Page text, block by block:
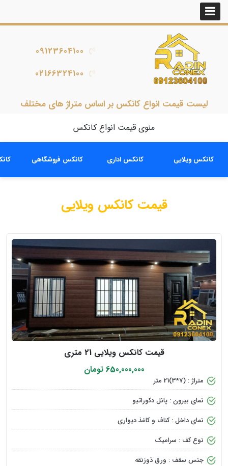
لیست قیمت انواع کانکس بر اساس متراژ های مختلف
09123604100
02166324100
منوی قیمت انواع کانکس
کانکس ویلایی کانکس اداری کانکس فروشگاهی
قیمت کانکس ویلایی
قیمت کانکس ویلایی 21 متری
650,000,000 تومان
متراژ : (7*3)21 متر
نمای بیرون : پانل دکوراتیو
نمای داخل : کناف و کاغذ دیواری
نوع کف : سرامیک
جنس سقف : ورق ذوزنقه